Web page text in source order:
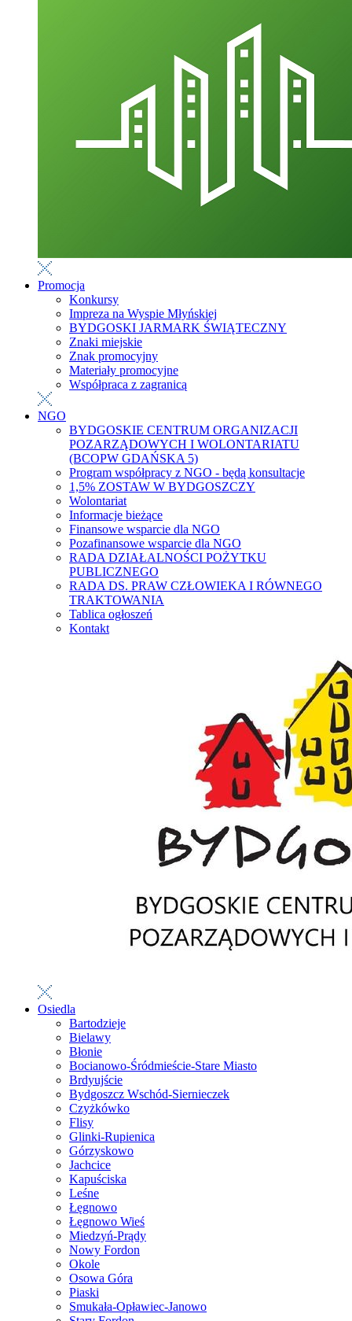
Promocja
Konkursy
Impreza na Wyspie Młyńskiej
BYDGOSKI JARMARK ŚWIĄTECZNY
Znaki miejskie
Znak promocyjny
Materiały promocyjne
Współpraca z zagranicą
NGO
BYDGOSKIE CENTRUM ORGANIZACJI
POZARZĄDOWYCH I WOLONTARIATU
(BCOPW GDAŃSKA 5)
Program współpracy z NGO - będą konsultacje
1,5% ZOSTAW W BYDGOSZCZY
Wolontariat
Informacje bieżące
Finansowe wsparcie dla NGO
Pozafinansowe wsparcie dla NGO
RADA DZIAŁALNOŚCI POŻYTKU
PUBLICZNEGO
RADA DS. PRAW CZŁOWIEKA I RÓWNEGO
TRAKTOWANIA
Tablica ogłoszeń
Kontakt
Osiedla
Bartodzieje
Bielawy
Błonie
Bocianowo-Śródmieście-Stare Miasto
Brdyujście
Bydgoszcz Wschód-Siernieczek
Czyżkówko
Flisy
Glinki-Rupienica
Górzyskowo
Jachcice
Kapuściska
Leśne
Łęgnowo
Łęgnowo Wieś
Miedzyń-Prądy
Nowy Fordon
Okole
Osowa Góra
Piaski
Smukała-Opławiec-Janowo